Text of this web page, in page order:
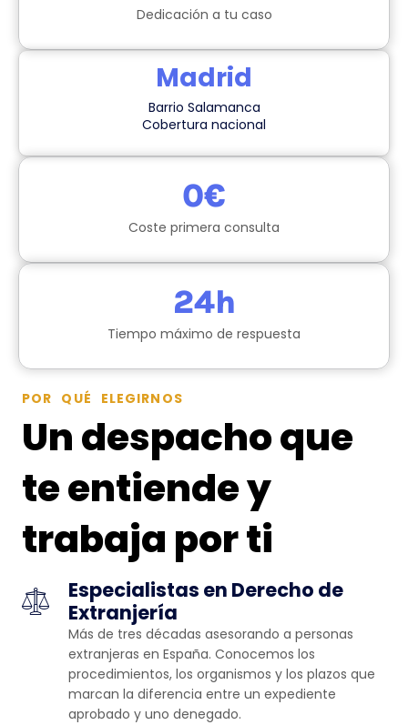
Dedicación a tu caso
Madrid
Barrio Salamanca
Cobertura nacional
Coste primera consulta
0€
Tiempo máximo de respuesta
24h
POR QUÉ ELEGIRNOS
Un despacho que
te entiende y
trabaja por ti
Especialistas en Derecho de
Extranjería
Más de tres décadas asesorando a personas
extranjeras en España. Conocemos los
procedimientos, los organismos y los plazos que
marcan la diferencia entre un expediente
aprobado y uno denegado.